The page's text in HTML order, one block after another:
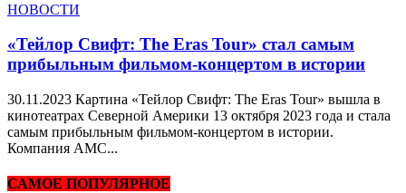
НОВОСТИ
«Тейлор Свифт: The Eras Tour» стал самым
прибыльным фильмом-концертом в истории
30.11.2023 Картина «Тейлор Свифт: The Eras Tour» вышла в
кинотеатрах Северной Америки 13 октября 2023 года и стала
самым прибыльным фильмом-концертом в истории.
Компания AMC...
САМОЕ ПОПУЛЯРНОЕ